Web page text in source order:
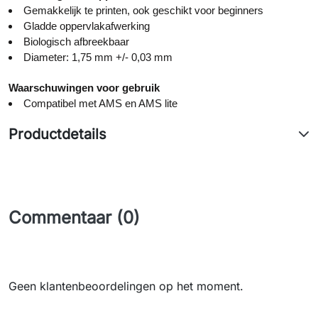
Gemakkelijk te printen, ook geschikt voor beginners
Gladde oppervlakafwerking
Biologisch afbreekbaar
Diameter: 1,75 mm +/- 0,03 mm
Waarschuwingen voor gebruik
Compatibel met AMS en AMS lite
Productdetails
Commentaar (0)
Geen klantenbeoordelingen op het moment.